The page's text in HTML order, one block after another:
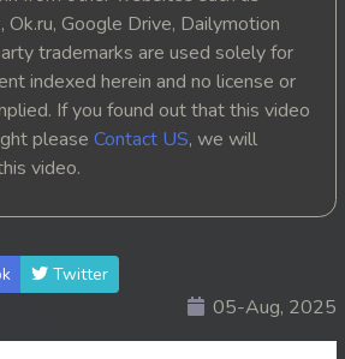
Heranh Vattot
Heranh Vattot
Heranh Vattot
Heranh Vattot
Ok.ru, Google Drive, Dailymotion
trademarks are used solely for
indexed herein and no license or
If you found out that this video
please Contact US, we will
video.
Twitter
05-Aug, 2025